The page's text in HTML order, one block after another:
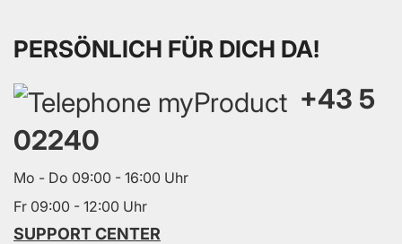
PERSÖNLICH FÜR DICH DA!
+43 5
02240
Mo - Do 09:00 - 16:00 Uhr
Fr 09:00 - 12:00 Uhr
SUPPORT CENTER